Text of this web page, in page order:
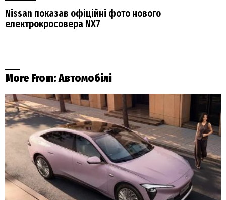
Nissan показав офіційні фото нового
електрокросовера NX7
More From:Автомобілі